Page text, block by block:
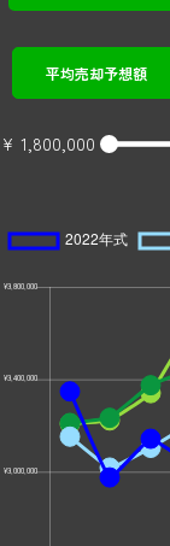
平均売却予想額
¥ 1,800,000